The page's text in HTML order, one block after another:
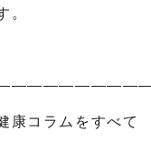
。
康コラムをすべて